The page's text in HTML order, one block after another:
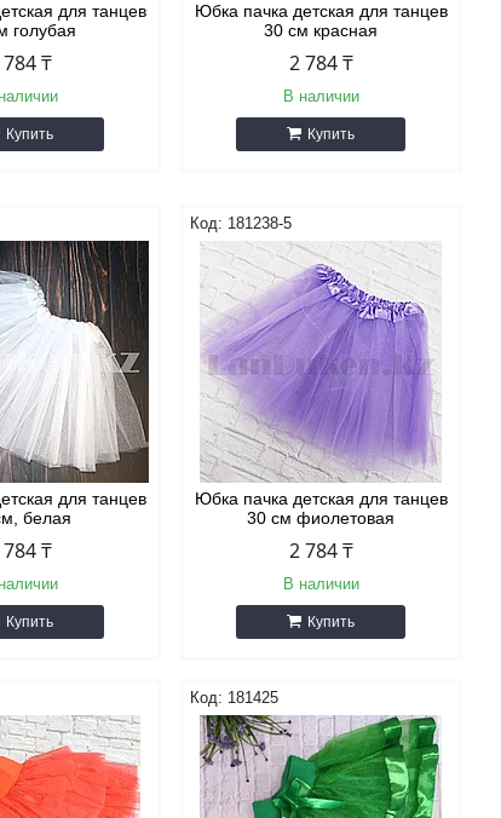
для танцев
голубая
₸
Купить
Юбка пачка детская для танцев
30 см красная
2 784 ₸
В наличии
Купить
для танцев
белая
₸
Купить
181238-5
Юбка пачка детская для танцев
30 см фиолетовая
2 784 ₸
В наличии
Купить
181425